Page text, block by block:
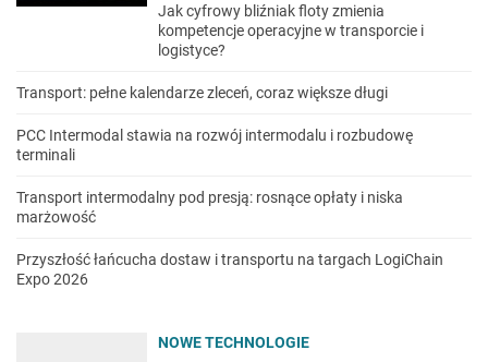
Jak cyfrowy bliźniak floty zmienia
kompetencje operacyjne w transporcie i
logistyce?
Transport: pełne kalendarze zleceń, coraz większe długi
PCC Intermodal stawia na rozwój intermodalu i rozbudowę
terminali
Transport intermodalny pod presją: rosnące opłaty i niska
marżowość
Przyszłość łańcucha dostaw i transportu na targach LogiChain
Expo 2026
NOWE TECHNOLOGIE